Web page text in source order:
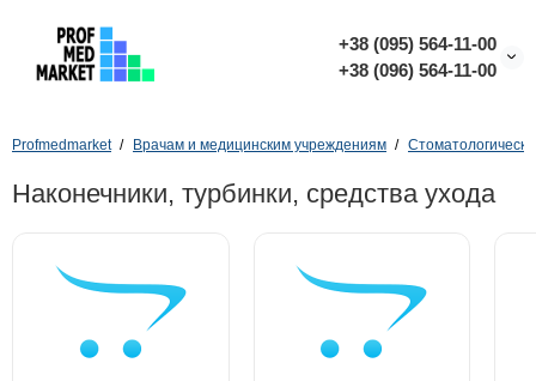
+38 (095) 564-11-00
+38 (096) 564-11-00
Profmedmarket Врачам и медицинским учреждениям
Наконечники, турбинки, средства ухода